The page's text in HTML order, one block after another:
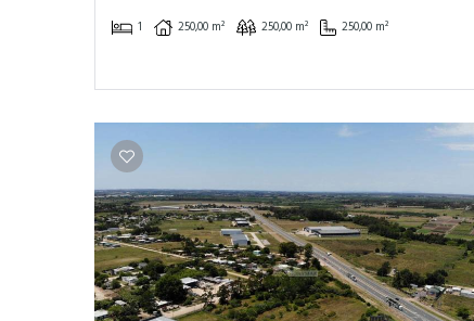
1 250,00 m² 250,00 m² 250,00 m²